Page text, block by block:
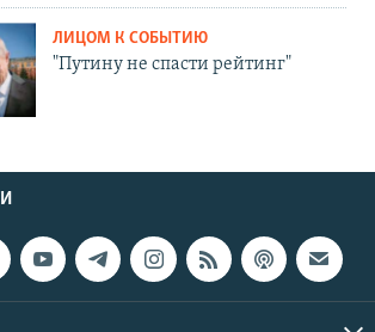
ЛИЦОМ К СОБЫТИЮ
"Путину не спасти рейтинг"